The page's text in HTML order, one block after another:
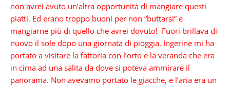
non avrei avuto un’altra opportunità di mangiare questi
piatti. Ed erano troppo buoni per non “buttarsi” e
mangiarne più di quello che avrei dovuto! Fuori brillava di
nuovo il sole dopo una giornata di pioggia. Ingerine mi ha
portato a visitare la fattoria con l’orto e la veranda che era
in cima ad una salita da dove si poteva ammirare il
panorama. Non avevamo portato le giacche, e l’aria era un